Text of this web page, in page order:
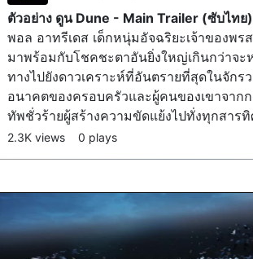
ตัวอย่าง ดูน Dune - Main Trailer (ซับไทย)
พอล อาทรีเดส เด็กหนุ่มอัจฉริยะเจ้าของพร
มาพร้อมกับโชคชะตาอันยิ่งใหญ่เกินกว่าจะห
ทางไปยังดาวเคราะห์ที่อันตรายที่สุดในจักร
อนาคตของครอบครัวและผู้คนของเขาจาก
ทัพชั่วร้ายผู้สร้างความขัดแย้งไปทั่งทุกสาร
2.3K views 0 plays